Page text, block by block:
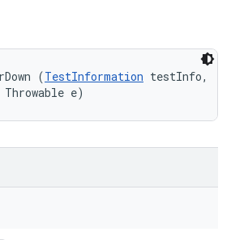
(TestInformation testInfo,
Throwable e)